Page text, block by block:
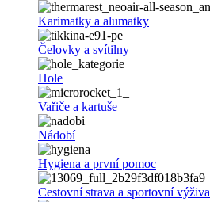
Karimatky a alumatky
Čelovky a svítilny
Hole
Vařiče a kartuše
Nádobí
Hygiena a první pomoc
Cestovní strava a sportovní výživa